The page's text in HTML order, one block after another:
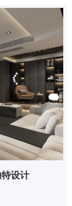
设计